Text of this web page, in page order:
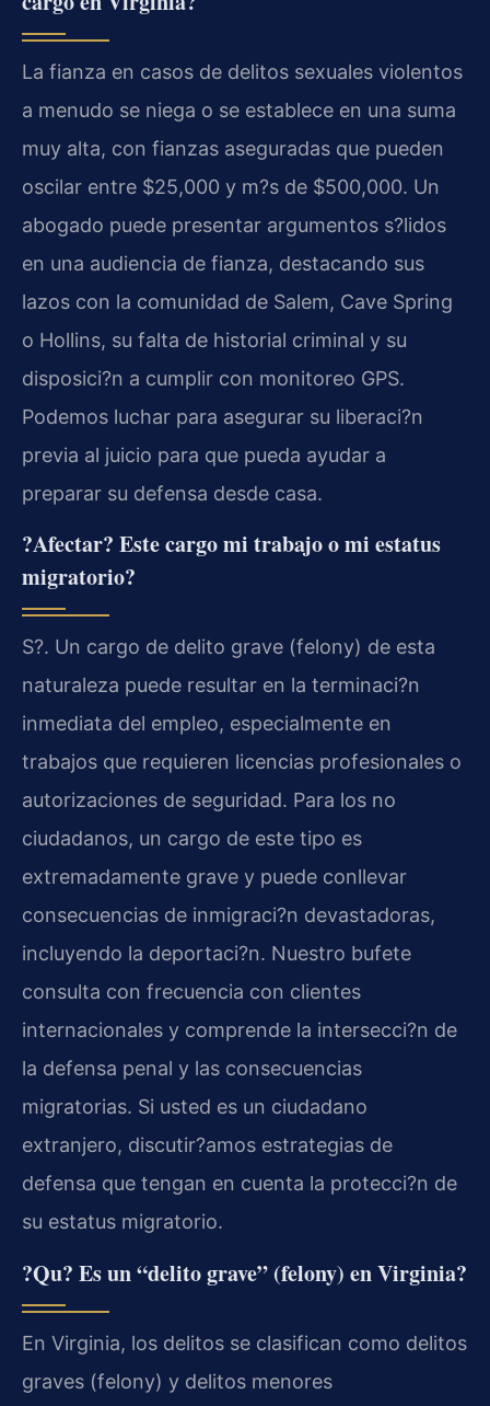
La fianza en casos de delitos sexuales violentos
a menudo se niega o se establece en una suma
muy alta, con fianzas aseguradas que pueden
oscilar entre $25,000 y m?s de $500,000. Un
abogado puede presentar argumentos s?lidos
en una audiencia de fianza, destacando sus
lazos con la comunidad de Salem, Cave Spring
o Hollins, su falta de historial criminal y su
disposici?n a cumplir con monitoreo GPS.
Podemos luchar para asegurar su liberaci?n
previa al juicio para que pueda ayudar a
preparar su defensa desde casa.
?Afectar? Este cargo mi trabajo o mi estatus
migratorio?
S?. Un cargo de delito grave (felony) de esta
naturaleza puede resultar en la terminaci?n
inmediata del empleo, especialmente en
trabajos que requieren licencias profesionales o
autorizaciones de seguridad. Para los no
ciudadanos, un cargo de este tipo es
extremadamente grave y puede conllevar
consecuencias de inmigraci?n devastadoras,
incluyendo la deportaci?n. Nuestro bufete
consulta con frecuencia con clientes
internacionales y comprende la intersecci?n de
la defensa penal y las consecuencias
migratorias. Si usted es un ciudadano
extranjero, discutir?amos estrategias de
defensa que tengan en cuenta la protecci?n de
su estatus migratorio.
?Qu? Es un “delito grave” (felony) en Virginia?
En Virginia, los delitos se clasifican como delitos
graves (felony) y delitos menores